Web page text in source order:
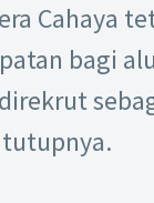
Cahaya
bagi
tutupnya.